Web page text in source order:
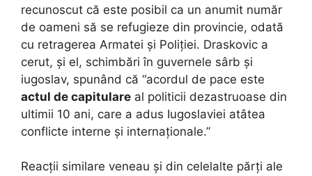
recunoscut că este posibil ca un anumit număr
de oameni să se refugieze din provincie, odată
cu retragerea Armatei și Poliției. Draskovic a
cerut, și el, schimbări în guvernele sârb și
iugoslav, spunând că “acordul de pace este
actul de capitulare al politicii dezastruoase din
ultimii 10 ani, care a adus Iugoslaviei atâtea
conflicte interne și internaționale.”
Reacții similare veneau și din celelalte părți ale